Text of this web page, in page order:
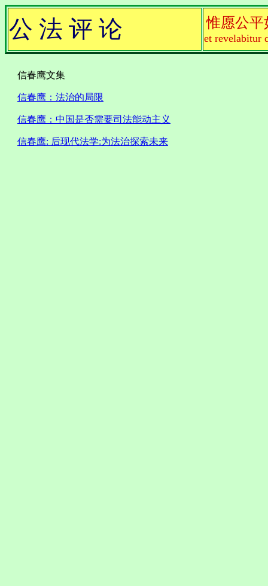
公 法 评 论 惟愿公平
et revelabitur
信春鹰文集
信春鹰：法治的局限
信春鹰：中国是否需要司法能动主义
信春鹰: 后现代法学:为法治探索未来